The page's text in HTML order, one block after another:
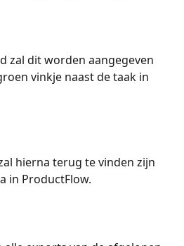
zal dit worden aangegeven
vinkje naast de taak in
hierna terug te vinden zijn
in ProductFlow.